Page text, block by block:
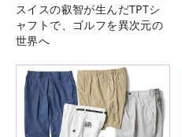
スイスの叡智が生んだTPTシ
ャフトで、ゴルフを異次元の
世界へ